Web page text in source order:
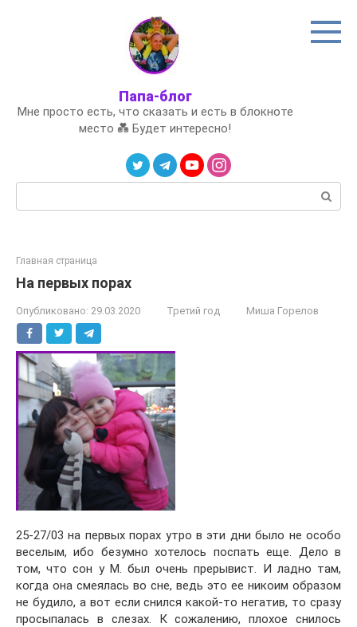
Папа-блог
Мне просто есть, что сказать и есть в блокноте
место 💑 Будет интересно!
Главная страница
На первых порах
Опубликовано: 29.03.2020 Третий год Миша Горелов
25-27/03 на первых порах утро в эти дни было не особо
веселым, ибо безумно хотелось поспать еще. Дело в
том, что сон у М. был очень прерывист. И ладно там,
когда она смеялась во сне, ведь это ее никоим образом
не будило, а вот если снился какой-то негатив, то сразу
просыпалась в слезах. К сожалению, плохое снилось